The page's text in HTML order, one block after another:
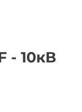
- 10кВ